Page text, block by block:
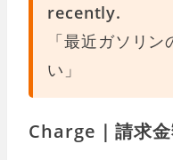
recently.
「最近ガソリ
い」
Charge｜請求